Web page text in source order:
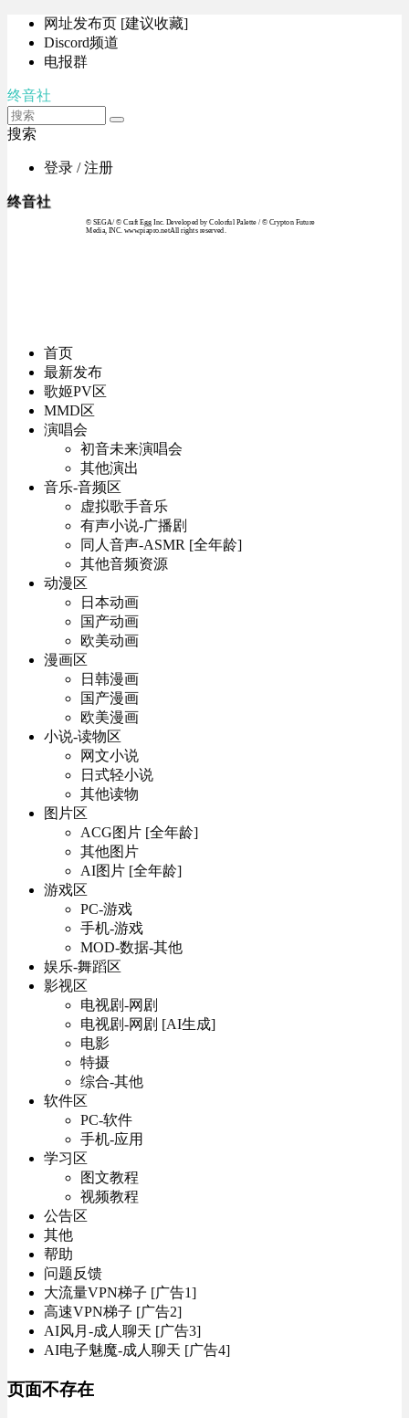
网址发布页 [建议收藏]
Discord频道
电报群
终音社
搜索
登录 / 注册
终音社
© SEGA / © Craft Egg Inc. Developed by Colorful Palette / © Crypton Future
Media, INC. www.piapro.netAll rights reserved.
首页
最新发布
歌姬PV区
MMD区
演唱会
初音未来演唱会
其他演出
音乐-音频区
虚拟歌手音乐
有声小说-广播剧
同人音声-ASMR [全年龄]
其他音频资源
动漫区
日本动画
国产动画
欧美动画
漫画区
日韩漫画
国产漫画
欧美漫画
小说-读物区
网文小说
日式轻小说
其他读物
图片区
ACG图片 [全年龄]
其他图片
AI图片 [全年龄]
游戏区
PC-游戏
手机-游戏
MOD-数据-其他
娱乐-舞蹈区
影视区
电视剧-网剧
电视剧-网剧 [AI生成]
电影
特摄
综合-其他
软件区
PC-软件
手机-应用
学习区
图文教程
视频教程
公告区
其他
帮助
问题反馈
大流量VPN梯子 [广告1]
高速VPN梯子 [广告2]
AI风月-成人聊天 [广告3]
AI电子魅魔-成人聊天 [广告4]
页面不存在